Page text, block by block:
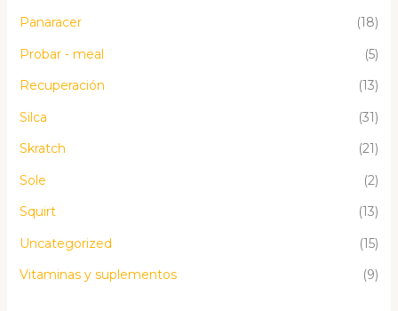
Panaracer
(18)
Probar - meal
(5)
Recuperación
(13)
Silca
(31)
Skratch
(21)
Sole
(2)
Squirt
(13)
Uncategorized
(15)
Vitaminas y suplementos
(9)